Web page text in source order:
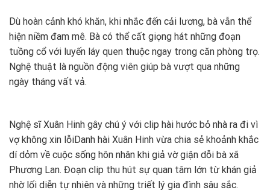
Dù hoàn cảnh khó khăn, khi nhắc đến cải lương, bà vẫn thể
hiện niềm đam mê. Bà có thể cất giọng hát những đoạn
tuồng cổ với luyến láy quen thuộc ngay trong căn phòng trọ.
Nghệ thuật là nguồn động viên giúp bà vượt qua những
ngày tháng vất vả.
Nghệ sĩ Xuân Hinh gây chú ý với clip hài hước bỏ nhà ra đi vì
vợ không xin lỗiDanh hài Xuân Hinh vừa chia sẻ khoảnh khắc
dí dỏm về cuộc sống hôn nhân khi giả vờ giận dỗi bà xã
Phương Lan. Đoạn clip thu hút sự quan tâm lớn từ khán giả
nhờ lối diễn tự nhiên và những triết lý gia đình sâu sắc.